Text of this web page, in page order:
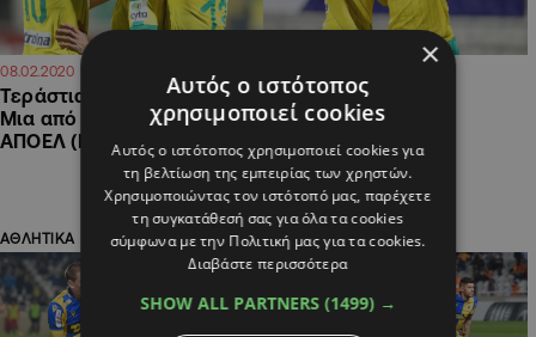
08.02.2020
Τεράστια νίκη για την ΑΕΚ-
Μια από τα ίδια για τον
ΑΠΟΕΛ (ΒΙΝΤΕΟ&ΦΩΤΟ)
ΤΕΛΙΚΟ: ΑΕΚ-ΑΠΟΕΛ
(ΦΩΤΟ&ΒΙΝΤΕΟ)
ΑΘΛΗΤΙΚΑ ΑΘΛΗΤΙΚΑ
×
Αυτός ο ιστότοπος
χρησιμοποιεί cookies
Αυτός ο ιστότοπος χρησιμοποιεί cookies για
τη βελτίωση της εμπειρίας των χρηστών.
Χρησιμοποιώντας τον ιστότοπό μας, παρέχετε
τη συγκατάθεσή σας για όλα τα cookies
σύμφωνα με την Πολιτική μας για τα cookies.
Διαβάστε περισσότερα
SHOW ALL PARTNERS (1499) →